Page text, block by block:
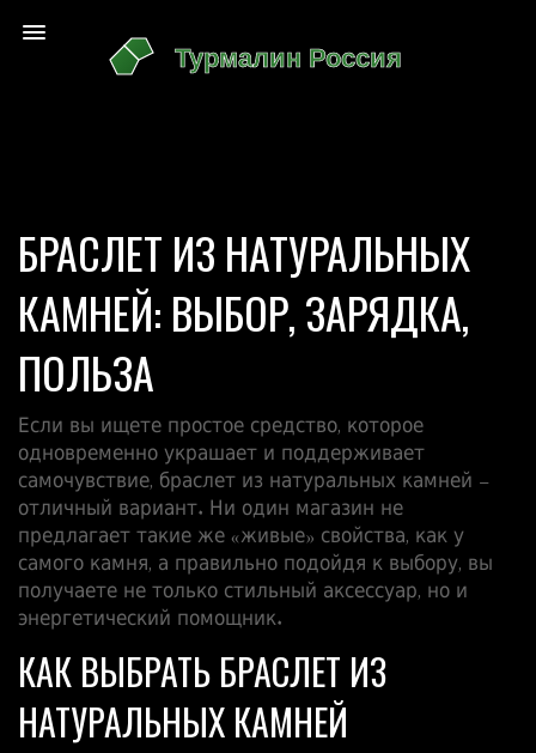
БРАСЛЕТ ИЗ НАТУРАЛЬНЫХ
КАМНЕЙ: ВЫБОР, ЗАРЯДКА,
ПОЛЬЗА
Если вы ищете простое средство, которое
одновременно украшает и поддерживает
самочувствие, браслет из натуральных камней –
отличный вариант. Ни один магазин не
предлагает такие же «живые» свойства, как у
самого камня, а правильно подойдя к выбору, вы
получаете не только стильный аксессуар, но и
энергетический помощник.
КАК ВЫБРАТЬ БРАСЛЕТ ИЗ
НАТУРАЛЬНЫХ КАМНЕЙ